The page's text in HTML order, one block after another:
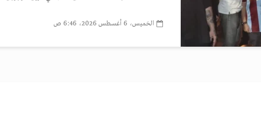
الخميس، 6 أغسطس 2026، 6:46 ص